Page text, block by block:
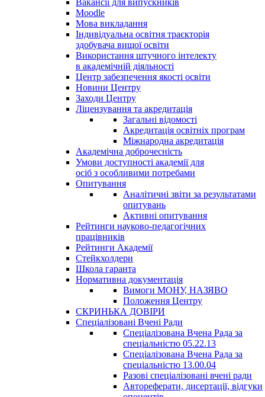
Вакансії для випускників
Moodle
Мова викладання
Індивідуальна освітня траєкторія
здобувача вищої освіти
Використання штучного інтелекту
в академічній діяльності
Центр забезпечення якості освіти
Новини Центру
Заходи Центру
Ліцензування та акредитація
Загальні відомості
Акредитація освітніх програм
Міжнародна акредитація
Академічна доброчесність
Умови доступності академії для
осіб з особливими потребами
Опитування
Аналітичні звіти за результатами
опитувань
Активні опитування
Рейтинги науково-педагогічних
працівників
Рейтинги Академії
Стейкхолдери
Школа гаранта
Нормативна документація
Вимоги МОНУ, НАЗЯВО
Положення Центру
СКРИНЬКА ДОВІРИ
Спеціалізовані Вчені Ради
Спеціалізована Вчена Рада за
спеціальністю 05.22.13
Спеціалізована Вчена Рада за
спеціальністю 13.00.04
Разові спеціалізовані вчені ради
Автореферати, дисертації, відгуки